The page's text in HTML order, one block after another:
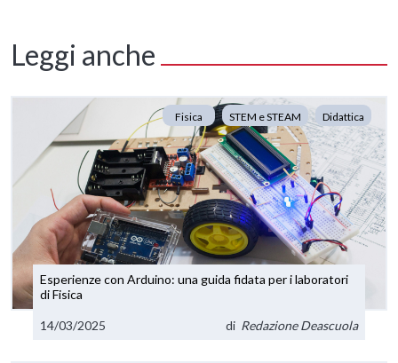
Leggi anche
Fisica STEM e STEAM Didattica
Esperienze con Arduino: una guida fidata per i laboratori
di Fisica
14/03/2025 di Redazione Deascuola